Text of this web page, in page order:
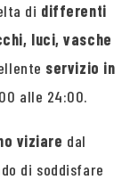
di differenti
luci, vasche
servizio in
alle 24:00.
viziare dal
di soddisfare